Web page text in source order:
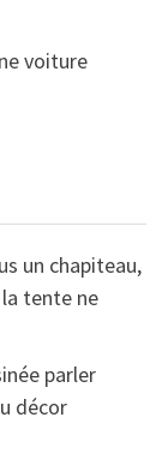
voiture
un chapiteau,
tente ne
parler
décor